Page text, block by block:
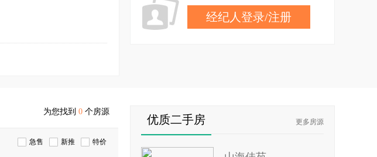
经纪人登录/注册
为您找到 0 个房源
急售 新推 特价
优质二手房 更多房源